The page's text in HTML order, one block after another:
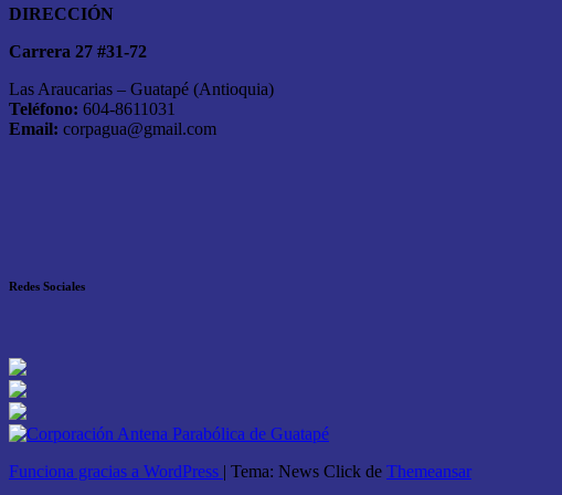
DIRECCIÓN
Carrera 27 #31-72
Las Araucarias – Guatapé (Antioquia)
Teléfono: 604-8611031
Email: corpagua@gmail.com
Redes Sociales
Funciona gracias a WordPress | Tema: News Click de Themeansar